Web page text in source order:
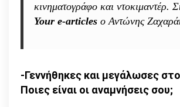
κινηματογράφο και ντοκιμαντέρ.
Your e-articlesο Αντώνης
-Γεννήθηκες και μεγάλωσες
Ποιες είναι οι αναμνήσεις σου;